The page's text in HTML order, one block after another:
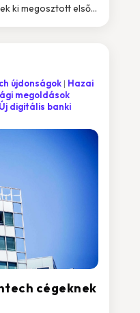
ki megosztott első...
cégeknek
újdonságok
Hazai
megoldások
Új digitális banki